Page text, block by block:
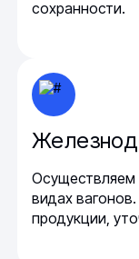
сохранности.
Осуществляем
видах
продукции,